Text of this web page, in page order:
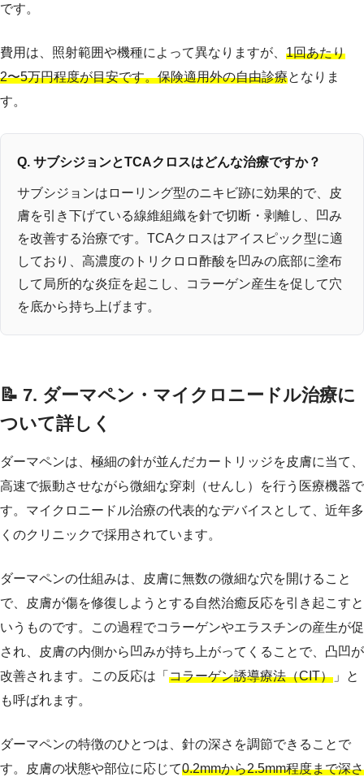
です。
費用は、照射範囲や機種によって異なりますが、 1回あたり
2〜5万円程度が目安です。保険適用外の自由診療となりま
す。
Q. サブシジョンとTCAクロスはどんな治療ですか？
サブシジョンはローリング型のニキビ跡に効果的で、皮
膚を引き下げている線維組織を針で切断・剥離し、凹み
を改善する治療です。TCAクロスはアイスピック型に適
しており、高濃度のトリクロロ酢酸を凹みの底部に塗布
して局所的な炎症を起こし、コラーゲン産生を促して穴
を底から持ち上げます。
📝 7. ダーマペン・マイクロニードル治療に
ついて詳しく
ダーマペンは、極細の針が並んだカートリッジを皮膚に当て、
高速で振動させながら微細な穿刺（せんし）を行う医療機器で
す。マイクロニードル治療の代表的なデバイスとして、近年多
くのクリニックで採用されています。
ダーマペンの仕組みは、皮膚に無数の微細な穴を開けること
で、皮膚が傷を修復しようとする自然治癒反応を引き起こすと
いうものです。この過程でコラーゲンやエラスチンの産生が促
され、皮膚の内側から凹みが持ち上がってくることで、凸凹が
改善されます。この反応は「 コラーゲン誘導療法（CIT） 」と
も呼ばれます。
ダーマペンの特徴のひとつは、針の深さを調節できることで
す。皮膚の状態や部位に応じて0.2mmから2.5mm程度まで深さ